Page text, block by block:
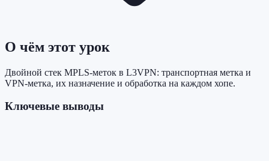
О чём этот урок
Двойной стек MPLS-меток в L3VPN: транспортная метка и
VPN-метка, их назначение и обработка на каждом хопе.
Ключевые выводы